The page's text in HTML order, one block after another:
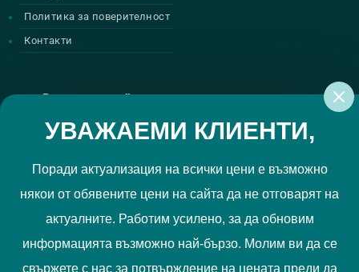
УВАЖАЕМИ КЛИЕНТИ,
Поради актуализация на всички цени е възможно
някои от обявените цени на сайта да не отговарят на
актуалните. Работим усилено, за да обновим
информацията възможно най-бързо. Молим ви да се
свържете с нас за потвърждение на цената преди да
Политика за поверителност
Контакти
Регистрирай се за нашите атрактивни
Прочетох и приемам Политиката за поверителност
РЕГИСТРИРАЙ МЕ